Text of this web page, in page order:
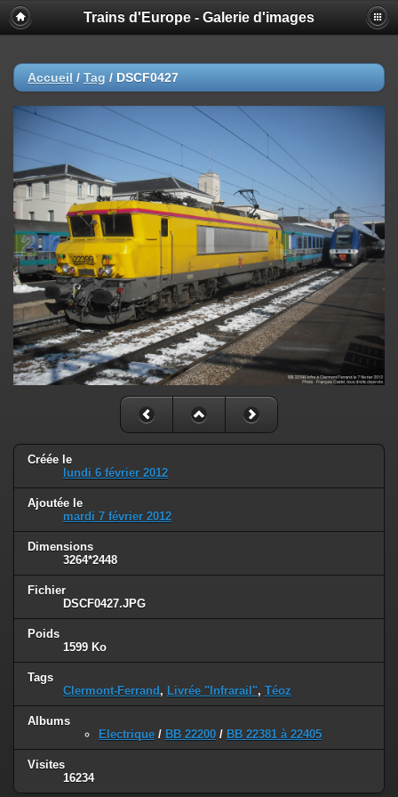
Trains d'Europe - Galerie d'images
Accueil / Tag / DSCF0427
Créée le
lundi 6 février 2012
Ajoutée le
mardi 7 février 2012
Dimensions
3264*2448
Fichier
DSCF0427.JPG
Poids
1599 Ko
Tags
Clermont-Ferrand , Livrée "Infrarail", Téoz
Albums
Electrique / BB 22200 / BB 22381 à 22405
Visites
16234